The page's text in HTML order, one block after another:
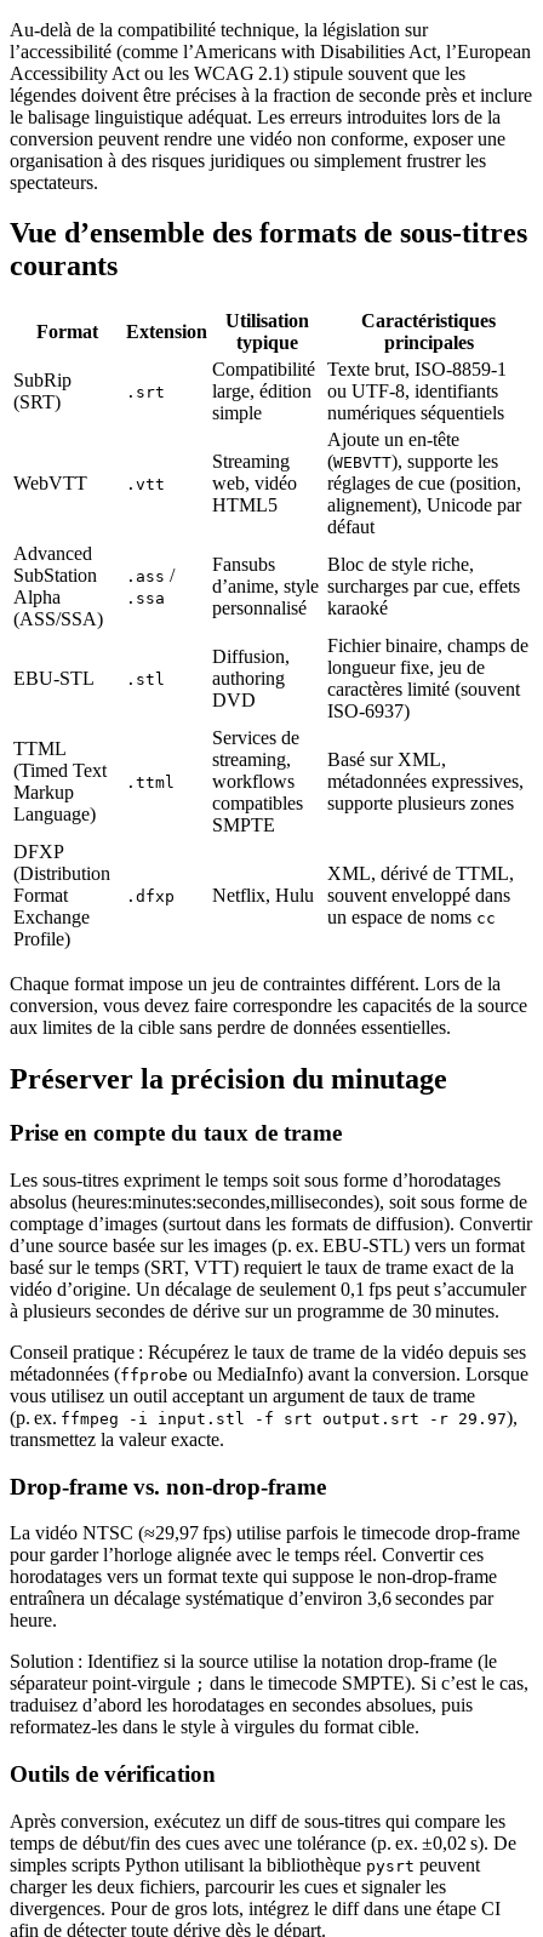
Au‑delà de la compatibilité technique, la législation sur
l’accessibilité (comme l’Americans with Disabilities Act, l’European
Accessibility Act ou les WCAG 2.1) stipule souvent que les
légendes doivent être précises à la fraction de seconde près et inclure
le balisage linguistique adéquat. Les erreurs introduites lors de la
conversion peuvent rendre une vidéo non conforme, exposer une
organisation à des risques juridiques ou simplement frustrer les
spectateurs.
Vue d’ensemble des formats de sous‑titres
courants
Format Extension
Utilisation
typique
Caractéristiques
principales
SubRip
(SRT)
.srt
Compatibilité
large, édition
simple
Texte brut, ISO‑8859‑1
ou UTF‑8, identifiants
numériques séquentiels
WebVTT .vtt
Streaming
web, vidéo
HTML5
Ajoute un en‑tête
(WEBVTT), supporte les
réglages de cue (position,
alignement), Unicode par
défaut
Advanced
SubStation
Alpha
(ASS/SSA)
.ass /
.ssa
Fansubs
d’anime, style
personnalisé
Bloc de style riche,
surcharges par cue, effets
karaoké
EBU‑STL .stl
Diffusion,
authoring
DVD
Fichier binaire, champs de
longueur fixe, jeu de
caractères limité (souvent
ISO‑6937)
TTML
(Timed Text
Markup
Language)
.ttml
Services de
streaming,
workflows
compatibles
SMPTE
Basé sur XML,
métadonnées expressives,
supporte plusieurs zones
DFXP
(Distribution
Format
Exchange
Profile)
.dfxp Netflix, Hulu
XML, dérivé de TTML,
souvent enveloppé dans
un espace de noms cc
Chaque format impose un jeu de contraintes différent. Lors de la
conversion, vous devez faire correspondre les capacités de la source
aux limites de la cible sans perdre de données essentielles.
Préserver la précision du minutage
Prise en compte du taux de trame
Les sous‑titres expriment le temps soit sous forme d’horodatages
absolus (heures:minutes:secondes,millisecondes), soit sous forme de
comptage d’images (surtout dans les formats de diffusion). Convertir
d’une source basée sur les images (p. ex. EBU‑STL) vers un format
basé sur le temps (SRT, VTT) requiert le taux de trame exact de la
vidéo d’origine. Un décalage de seulement 0,1 fps peut s’accumuler
à plusieurs secondes de dérive sur un programme de 30 minutes.
Conseil pratique : Récupérez le taux de trame de la vidéo depuis ses
métadonnées (ffprobe ou MediaInfo) avant la conversion. Lorsque
vous utilisez un outil acceptant un argument de taux de trame
(p. ex. ffmpeg -i input.stl -f srt output.srt -r 29.97),
transmettez la valeur exacte.
Drop‑frame vs. non‑drop‑frame
La vidéo NTSC (≈29,97 fps) utilise parfois le timecode drop‑frame
pour garder l’horloge alignée avec le temps réel. Convertir ces
horodatages vers un format texte qui suppose le non‑drop‑frame
entraînera un décalage systématique d’environ 3,6 secondes par
heure.
Solution : Identifiez si la source utilise la notation drop‑frame (le
séparateur point‑virgule ; dans le timecode SMPTE). Si c’est le cas,
traduisez d’abord les horodatages en secondes absolues, puis
reformatez‑les dans le style à virgules du format cible.
Outils de vérification
Après conversion, exécutez un diff de sous‑titres qui compare les
temps de début/fin des cues avec une tolérance (p. ex. ±0,02 s). De
simples scripts Python utilisant la bibliothèque pysrt peuvent
charger les deux fichiers, parcourir les cues et signaler les
divergences. Pour de gros lots, intégrez le diff dans une étape CI
afin de détecter toute dérive dès le départ.